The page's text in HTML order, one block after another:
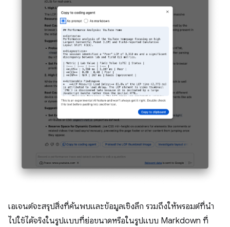
เอเจนต์จะสรุปสิ่งที่ค้นพบและข้อมูลเชิงลึก รวมถึงให้พรอมต์ที่นำ
ไปใช้ได้จริงในรูปแบบที่ย่อขนาดหรือในรูปแบบ Markdown ที่